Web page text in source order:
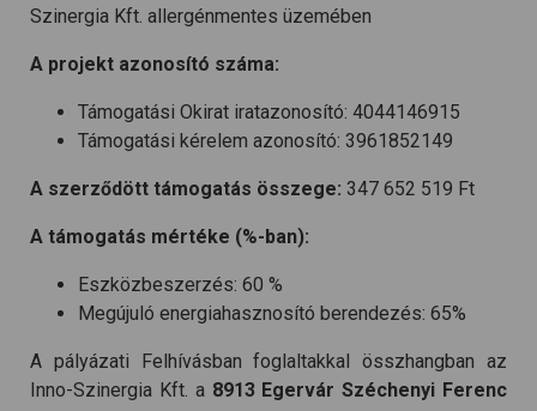
Szinergia Kft. allergénmentes üzemében
A projekt azonosító száma:
Támogatási Okirat iratazonosító: 4044146915
Támogatási kérelem azonosító: 3961852149
A szerződött támogatás összege: 347 652 519 Ft
A támogatás mértéke (%-ban):
Eszközbeszerzés: 60 %
Megújuló energiahasznosító berendezés: 65%
A pályázati Felhívásban foglaltakkal összhangban az
Inno-Szinergia Kft. a 8913 Egervár Széchenyi Ferenc